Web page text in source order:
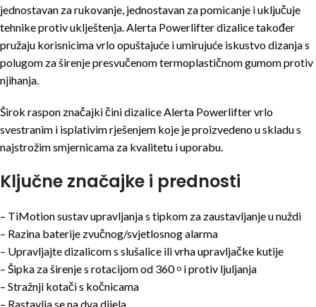
jednostavan za rukovanje, jednostavan za pomicanje i uključuje
tehnike protiv uklještenja. Alerta Powerlifter dizalice također
pružaju korisnicima vrlo opuštajuće i umirujuće iskustvo dizanja s
polugom za širenje presvučenom termoplastičnom gumom protiv
njihanja.
Širok raspon značajki čini dizalice Alerta Powerlifter vrlo
svestranim i isplativim rješenjem koje je proizvedeno u skladu s
najstrožim smjernicama za kvalitetu i uporabu.
Ključne značajke i prednosti
– TiMotion sustav upravljanja s tipkom za zaustavljanje u nuždi
– Razina baterije zvučnog/svjetlosnog alarma
– Upravljajte dizalicom s slušalice ili vrha upravljačke kutije
– Šipka za širenje s rotacijom od 360 o i protiv ljuljanja
– Stražnji kotači s kočnicama
– Rastavlja se na dva dijela